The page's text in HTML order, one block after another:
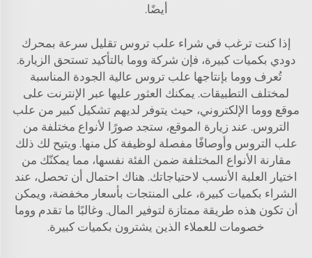
أيضًا.
إذا كنت ترغب في شراء علب تروس تقليل سرعة بمحرك
دودي بكميات كبيرة، فإن شركة ووما بالتأكيد تستحق الزيارة.
تُعرف ووما بإنتاجها علب تروس عالية الجودة المناسبة
لمختلف التطبيقات. يمكنك العثور عليها عبر الإنترنت على
موقع ووما الإلكتروني، حيث يتوفر لديهم تشكيل كبير من علب
التروس. عند زيارة الموقع، ستجد صورًا لأنواع مختلفة من
علب التروس وأوصافًا مفصلة لوظيفة كل منها. ويتيح لك ذلك
مقارنة الأنواع المختلفة ضمن الفئة نفسها، مما يمكنّك من
اختيار العلبة الأنسب لاحتياجاتك. هناك احتمال أن تحصل، عند
الشراء بكميات كبيرة، على المنتجات بأسعار مخفضة، ويمكن
أن تكون هذه طريقة ممتازة لتوفير المال. وغالبًا ما تقدم ووما
خصومات للعملاء الذين يشترون بكميات كبيرة.